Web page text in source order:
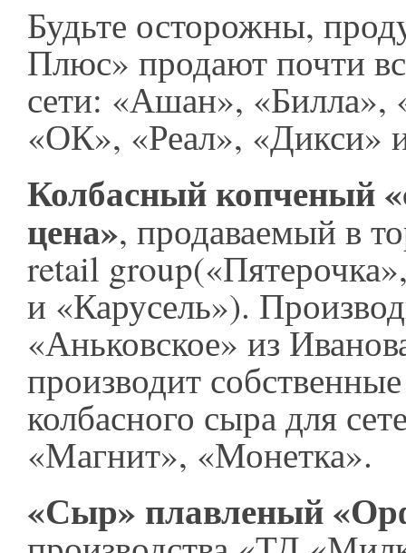
Будьте осторожны,
Плюс» продают почти
сети: «Ашан», «Билла»,
«ОК», «Реал», «Дикси»
Колбасный копченый
цена», продаваемый в
retail
и «Карусель»).
«Аньковское» из
производит
колбасного сыра для
«Магнит», «Монетка».
«Сыр» плавленый